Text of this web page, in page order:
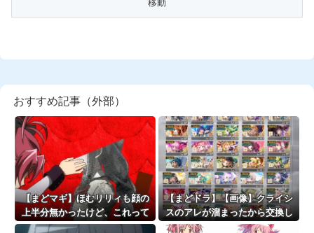
おすすめ記事（外部）
【まどマギ】ほむリリィも顔の
上半分無かったけど、これって
何かの伏線だったりするのか
【まどドラ】【画像】クライシ
スのアレが溜まったから交換し
ようと思うけど